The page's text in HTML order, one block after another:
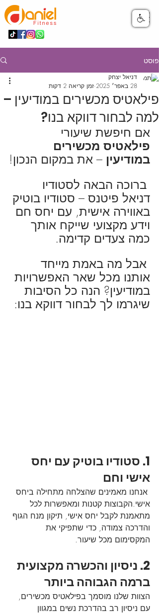
פוסט
פילאטיס מכשירים במודיעין –
למה לבחור דווקא בנו?
דניאל יצחק
28 באפר׳ 2025
זמן קריאה 2 דקות
אם חיפשת שיעורי
פילאטיס מכשירים
במודיעין – את במקום הנכון!
ברוכה הבאה לסטודיו
דניאל פיטנס – סטודיו בוטיק
באווירה אישית, עם יחס חם
וידע מקצועי שייקח אותך
כמה צעדים קדימה.
אבל מה באמת מייחד
אותנו מכל שאר האפשרויות
במודיעין? הנה כל הסיבות
שיגרמו לך לבחור דווקא בנו:
1. סטודיו בוטיק עם יחס
אישי וחם
אנחנו מאמינים שהצלחה מתחילה ביחס
אישי.הקבוצות קטנות ומאפשרות לכל
מתאמנת לקבל יחס אישי, תיקון מנח הגוף
והדרכה צמודה, כדי שתפיקי את
המקסימום מכל שיעור.
2. ניסיון והכשרה מקצועית
ברמה הגבוהה ביותר
הצוות שלנו מוסמך בפילאטיס מכשירים,
עם ניסיון רב בהדרכת נשים במגוון